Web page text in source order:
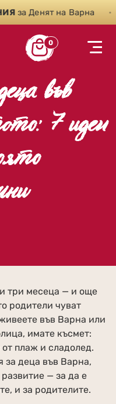
за Денят на Варна
0
във
7 идеи
три месеца — и още
родители чуват
във Варна или
имате късмет:
от плаж и сладолед.
за деца във Варна,
— за да е
и за родителите.